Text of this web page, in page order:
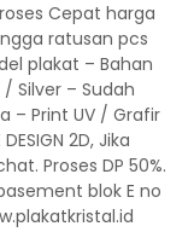
Cepat harga
ratusan pcs
plakat – Bahan
Silver – Sudah
– Print UV / Grafir
2D, Jika
Proses DP 50%.
blok E no